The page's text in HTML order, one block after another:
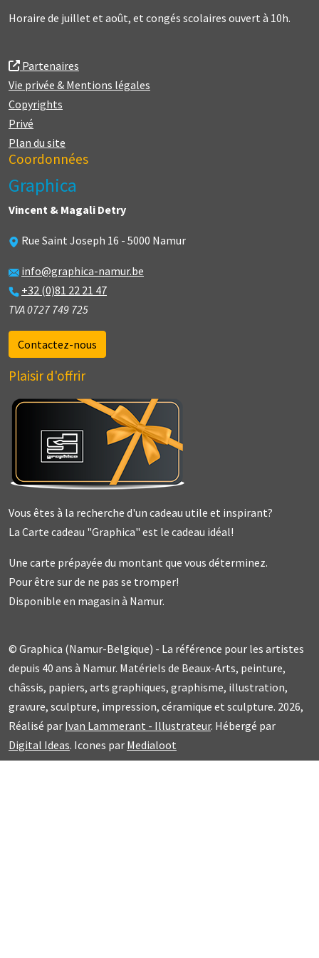
Horaire de juillet et août, et congés scolaires ouvert à 10h.
Partenaires
Vie privée & Mentions légales
Copyrights
Privé
Plan du site
Coordonnées
Graphica
Vincent & Magali Detry
Rue Saint Joseph 16 - 5000 Namur
info@graphica-namur.be
+32 (0)81 22 21 47
TVA 0727 749 725
Contactez-nous
Plaisir d'offrir
Vous êtes à la recherche d'un cadeau utile et inspirant?
La Carte cadeau "Graphica" est le cadeau idéal!
Une carte prépayée du montant que vous déterminez.
Pour être sur de ne pas se tromper!
Disponible en magasin à Namur.
© Graphica (Namur-Belgique) - La référence pour les artistes
depuis 40 ans à Namur. Matériels de Beaux-Arts, peinture,
châssis, papiers, arts graphiques, graphisme, illustration,
gravure, sculpture, impression, céramique et sculpture. 2026,
Réalisé par Ivan Lammerant - Illustrateur. Hébergé par
Digital Ideas. Icones par Medialoot